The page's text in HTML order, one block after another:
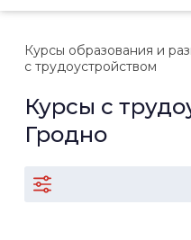
Курсы образования и
с трудоустройством
Курсы с
Гродно